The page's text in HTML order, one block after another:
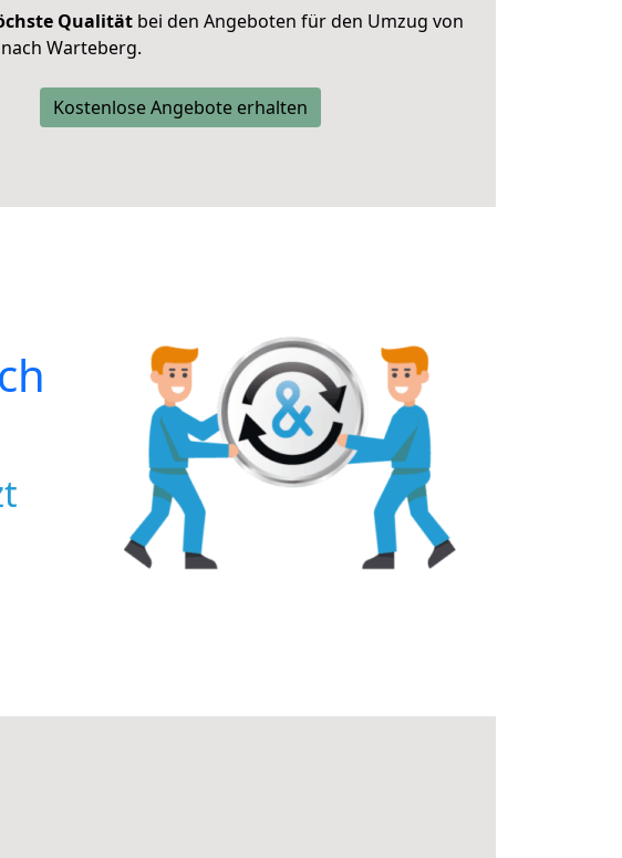
Qualität bei den Angeboten für den Umzug von
Warteberg.
Kostenlose Angebote erhalten